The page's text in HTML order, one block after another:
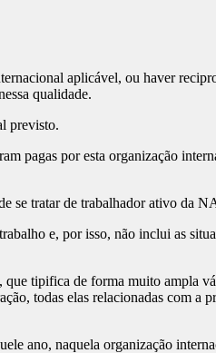
aplicável, ou haver
qualidade.
previsto.
pagas por esta organização
se tratar de trabalhador ativo da
e, por isso, não inclui as
tipifica de forma muito ampla
todas elas relacionadas com a
ano, naquela organização